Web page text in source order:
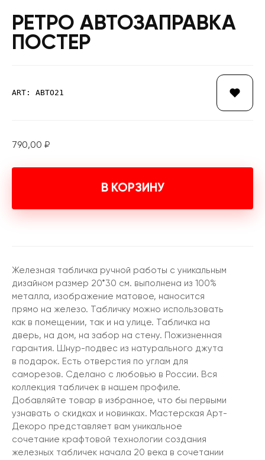
РЕТРО АВТОЗАПРАВКА
ПОСТЕР
ART: АВТО21
790,00 ₽
В КОРЗИНУ
Железная табличка ручной работы с уникальным
дизайном размер 20*30 см. выполнена из 100%
металла, изображение матовое, наносится
прямо на железо. Табличку можно использовать
как в помещении, так и на улице. Табличка на
дверь, на дом, на забор на стену. Пожизненная
гарантия. Шнур-подвес из натурального джута
в подарок. Есть отверстия по углам для
саморезов. Сделано с любовью в России. Вся
коллекция табличек в нашем профиле.
Добавляйте товар в избранное, что бы первыми
узнавать о скидках и новинках. Мастерская Арт-
Декоро представляет вам уникальное
сочетание крафтовой технологии создания
железных табличек начала 20 века в сочетании